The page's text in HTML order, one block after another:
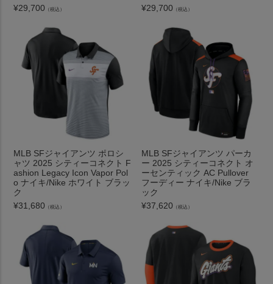
¥29,700 （税込）
¥29,700 （税込）
MLB SFジャイアンツ ポロシ
ャツ 2025 シティーコネクト F
ashion Legacy Icon Vapor Pol
o ナイキ/Nike ホワイト ブラッ
ク
¥31,680 （税込）
MLB SFジャイアンツ パーカ
ー 2025 シティーコネクト オ
ーセンティック AC Pullover
フーディー ナイキ/Nike ブラ
ック
¥37,620 （税込）